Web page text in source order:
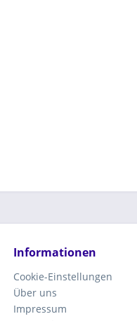
Informationen
Cookie-Einstellungen
Über uns
Impressum